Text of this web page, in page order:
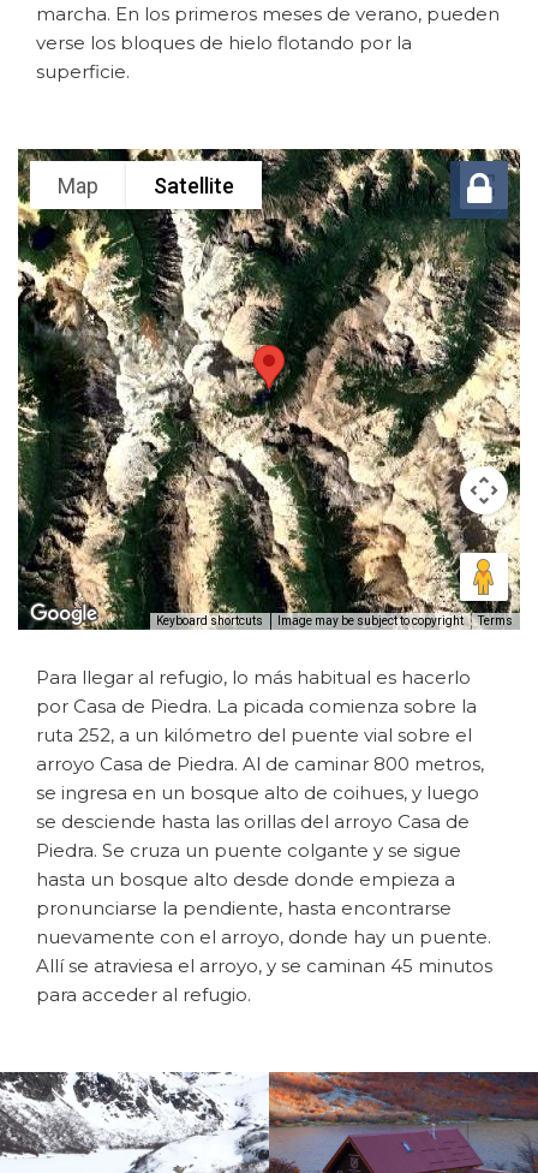
marcha. En los primeros meses de verano, pueden
verse los bloques de hielo flotando por la
superficie.
Map Satellite
Keyboard shortcuts Image may be subject to copyright Terms
Para llegar al refugio, lo más habitual es hacerlo
por Casa de Piedra. La picada comienza sobre la
ruta 252, a un kilómetro del puente vial sobre el
arroyo Casa de Piedra. Al de caminar 800 metros,
se ingresa en un bosque alto de coihues, y luego
se desciende hasta las orillas del arroyo Casa de
Piedra. Se cruza un puente colgante y se sigue
hasta un bosque alto desde donde empieza a
pronunciarse la pendiente, hasta encontrarse
nuevamente con el arroyo, donde hay un puente.
Allí se atraviesa el arroyo, y se caminan 45 minutos
para acceder al refugio.